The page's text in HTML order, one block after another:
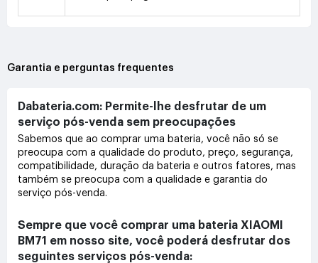
Garantia e perguntas frequentes
Dabateria.com: Permite-lhe desfrutar de um
serviço pós-venda sem preocupações
Sabemos que ao comprar uma bateria, você não só se
preocupa com a qualidade do produto, preço, segurança,
compatibilidade, duração da bateria e outros fatores, mas
também se preocupa com a qualidade e garantia do
serviço pós-venda.
Sempre que você comprar uma bateria XIAOMI
BM71 em nosso site, você poderá desfrutar dos
seguintes serviços pós-venda: